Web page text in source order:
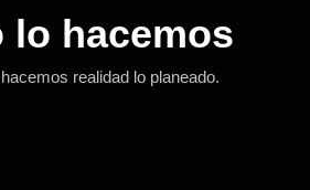
lo hacemos
realidad lo planeado.